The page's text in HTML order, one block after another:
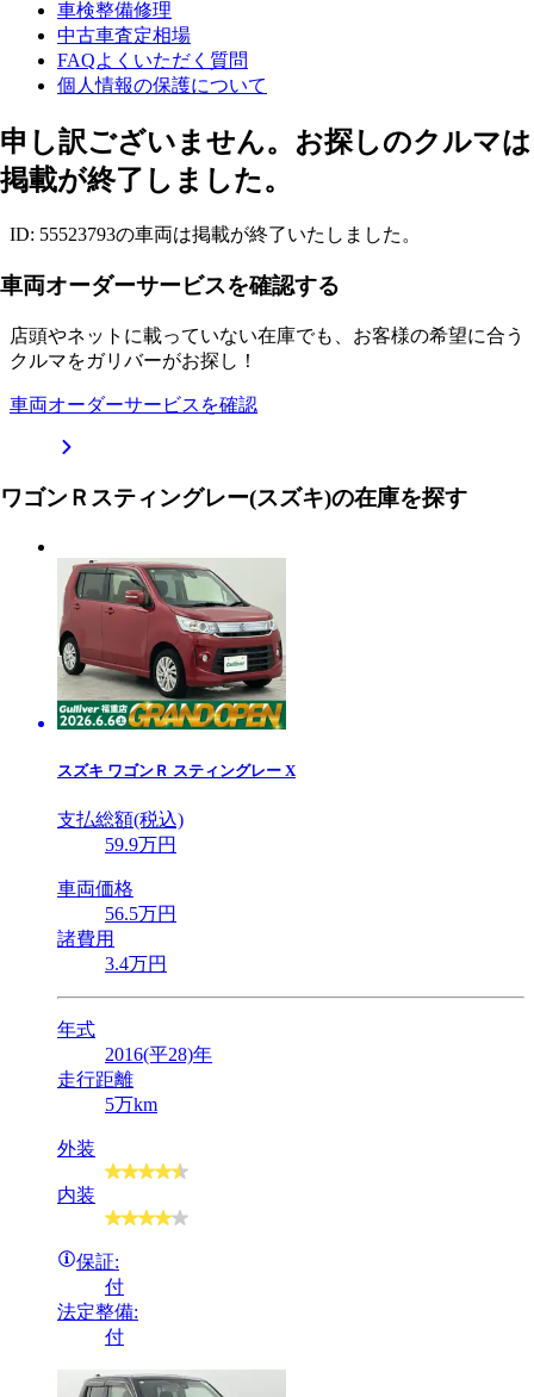
車検整備修理
中古車査定相場
FAQよくいただく質問
個人情報の保護について
申し訳ございません。お探しのクルマは
掲載が終了しました。
ID: 55523793の車両は掲載が終了いたしました。
車両オーダーサービスを確認する
店頭やネットに載っていない在庫でも、お客様の希望に合う
クルマをガリバーがお探し！
車両オーダーサービスを確認
ワゴンＲスティングレー(スズキ)の在庫を探す
スズキ ワゴンＲ スティングレー X
支払総額(税込)
59.9万円
車両価格
56.5万円
諸費用
3.4万円
年式
2016(平28)年
走行距離
5万km
外装
内装
保証:
付
法定整備:
付